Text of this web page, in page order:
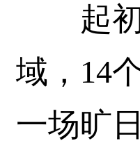
起初
域，14
一场旷